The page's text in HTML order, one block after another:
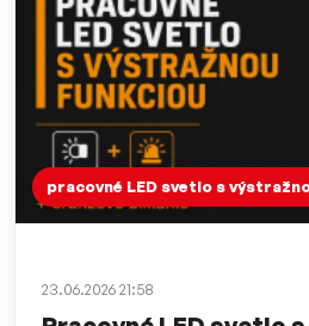
pracovné LED svetlo s
23.06.2026 21:58